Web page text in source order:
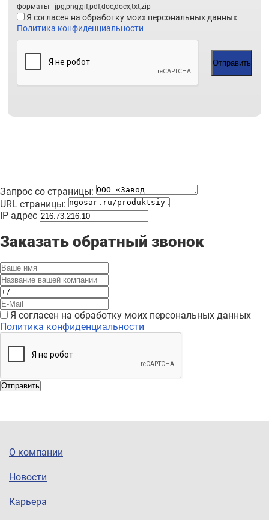
форматы - jpg,png,gif,pdf,doc,docx,txt,zip
Я согласен на обработку моих персональных данных
Политика конфиденциальности
Отправить
Запрос со страницы:
URL страницы:
IP адрес
Заказать обратный звонок
Я согласен на обработку моих персональных данных
Политика конфиденциальности
Отправить
О компании
Новости
Карьера